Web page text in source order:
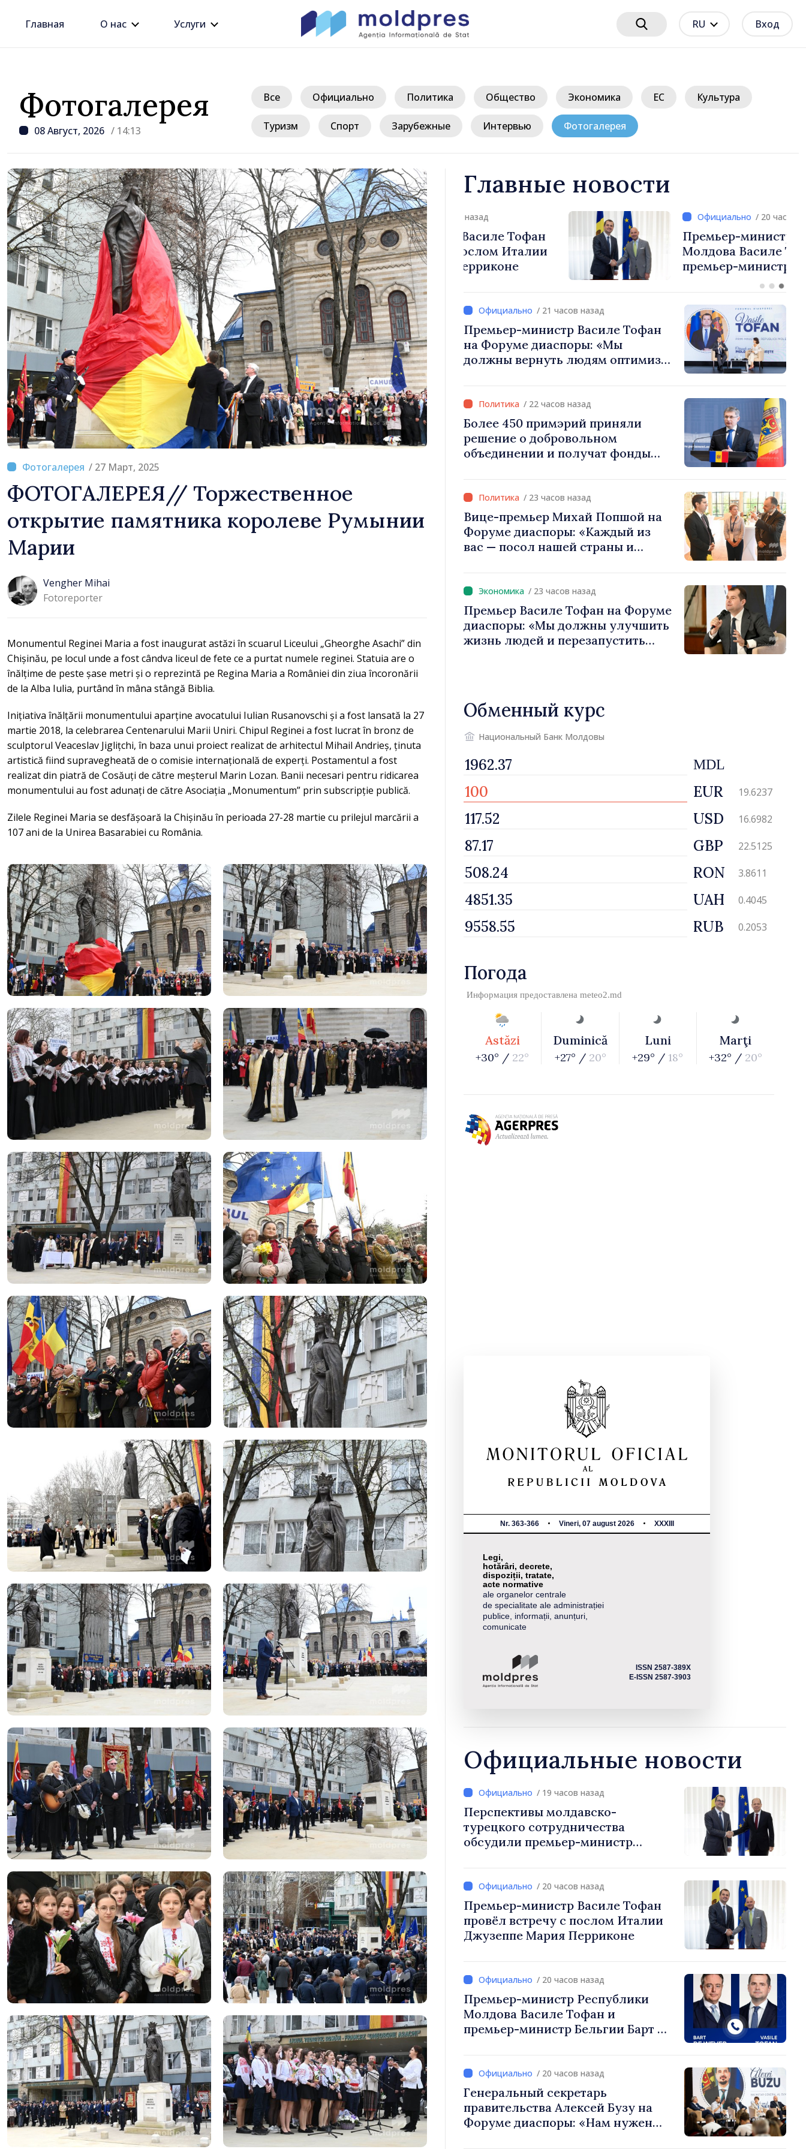
Главная О нас Услуги RU Вход
Фотогалерея
08 Август, 2026 / 14:13
Все Официально Политика Общество Экономика ЕС Культура
Туризм Спорт Зарубежные Интервью Фотогалерея
/ 27 Март, 2025
ФОТОГАЛЕРЕЯ// Торжественное
открытие памятника королеве Румынии
Марии
Vengher Mihai
Fotoreporter
Monumentul Reginei Maria a fost inaugurat astăzi în scuarul Liceului „Gheorghe Asachi” din
Chișinău, pe locul unde a fost cândva liceul de fete ce a purtat numele reginei. Statuia are o
înălțime de peste șase metri și o reprezintă pe Regina Maria a României din ziua încoronării
de la Alba Iulia, purtând în mâna stângă Biblia.
Inițiativa înălțării monumentului aparține avocatului Iulian Rusanovschi și a fost lansată la 27
martie 2018, la celebrarea Centenarului Marii Uniri. Chipul Reginei a fost lucrat în bronz de
sculptorul Veaceslav Jiglițchi, în baza unui proiect realizat de arhitectul Mihail Andrieș, ținuta
artistică fiind supravegheată de o comisie internațională de experți. Postamentul a fost
realizat din piatră de Cosăuți de către meșterul Marin Lozan. Banii necesari pentru ridicarea
monumentului au fost adunați de către Asociația „Monumentum” prin subscripție publică.
Zilele Reginei Maria se desfășoară la Chișinău în perioada 27-28 martie cu prilejul marcării a
107 ani de la Unirea Basarabiei cu România.
Главные новости
/ 20 часов назад
Премьер-министр Василе Тофан
провёл встречу с послом Италии
Джузеппе Мария Перриконе
/ 20 часов назад
Премьер-министр Республики
Молдова Василе Тофан и
премьер-министр Бельгии Барт де
Вевер обсудили европейский путь
/ 21 часов назад
Премьер-министр Василе Тофан
на Форуме диаспоры: «Мы
должны вернуть людям оптимизм
правильном направлении»
/ 22 часов назад
Более 450 примэрий приняли
решение о добровольном
объединении и получат фонды
дать населённым пунктам шанс
развиваться»
/ 23 часов назад
Вице-премьер Михай Попшой на
Форуме диаспоры: «Каждый из
вас — посол нашей страны и
/ 23 часов назад
Премьер Василе Тофан на Форуме
диаспоры: «Мы должны улучшить
жизнь людей и перезапустить
Обменный курс
Национальный Банк Молдовы
MDL
EUR 19.6237
USD 16.6982
GBP 22.5125
RON 3.8611
UAH 0.4045
RUB 0.2053
Погода
Информация предоставлена meteo2.md
Astăzi
+30° / 22°
Duminică
+27° / 20°
Luni
+29° / 18°
Marţi
+32° / 20°
Nr. 363-366 Vineri, 07 august 2026 XXXIII
Legi,
hotărâri, decrete,
dispoziții, tratate,
acte normative
ale organelor centrale
de specialitate ale administrației
publice, informații, anunțuri,
comunicate
ISSN 2587-389X
E-ISSN 2587-3903
Официальные новости
/ 19 часов назад
Перспективы молдавско-
турецкого сотрудничества
обсудили премьер-министр
/ 20 часов назад
Премьер-министр Василе Тофан
провёл встречу с послом Италии
Джузеппе Мария Перриконе
/ 20 часов назад
Премьер-министр Республики
Молдова Василе Тофан и
премьер-министр Бельгии Барт де
/ 20 часов назад
Генеральный секретарь
правительства Алексей Бузу на
Форуме диаспоры: «Нам нужен